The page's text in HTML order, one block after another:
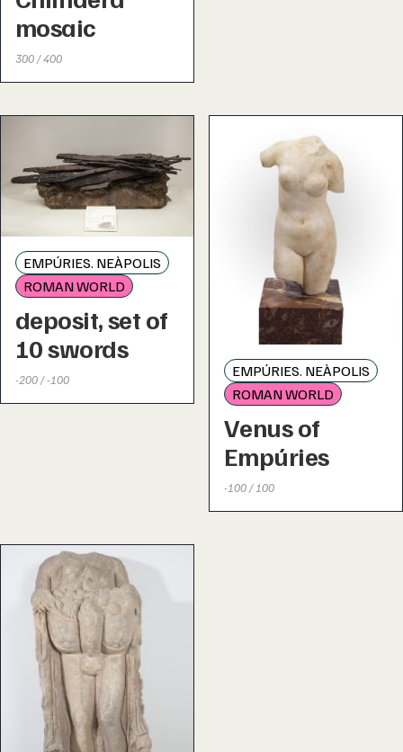
mosaic
300 / 400
EMPÚRIES. NEÀPOLIS
ROMAN WORLD
deposit, set of
10 swords
-200 / -100
EMPÚRIES. NEÀPOLIS
ROMAN WORLD
Venus of
Empúries
-100 / 100